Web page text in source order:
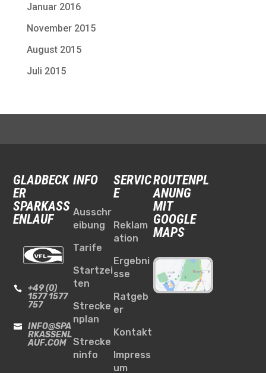
Januar 2016
November 2015
August 2015
Juli 2015
GLADBECK
ER
SPARKASS
ENLAUF

+49 (0)
1577 1577
757

INFO@SPA
RKASSENL
AUF.COM
INFO
Ausschr
eibung
Tarife
Startzei
ten
Strecke
nplan
Strecke
ninfo
SERVIC
E
Reklam
ation
Ergebni
sse
Ratgeb
er
Kontakt
Impress
um
ROUTENPL
ANUNG
MIT
GOOGLE
MAPS